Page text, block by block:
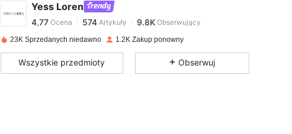
Yess Loren
574Artykuły
m***a zapłacono1 dzień temu
23K Sprzedanych niedawno 1.2K Zakup ponowny
Wszystkie przedmioty Obserwuj